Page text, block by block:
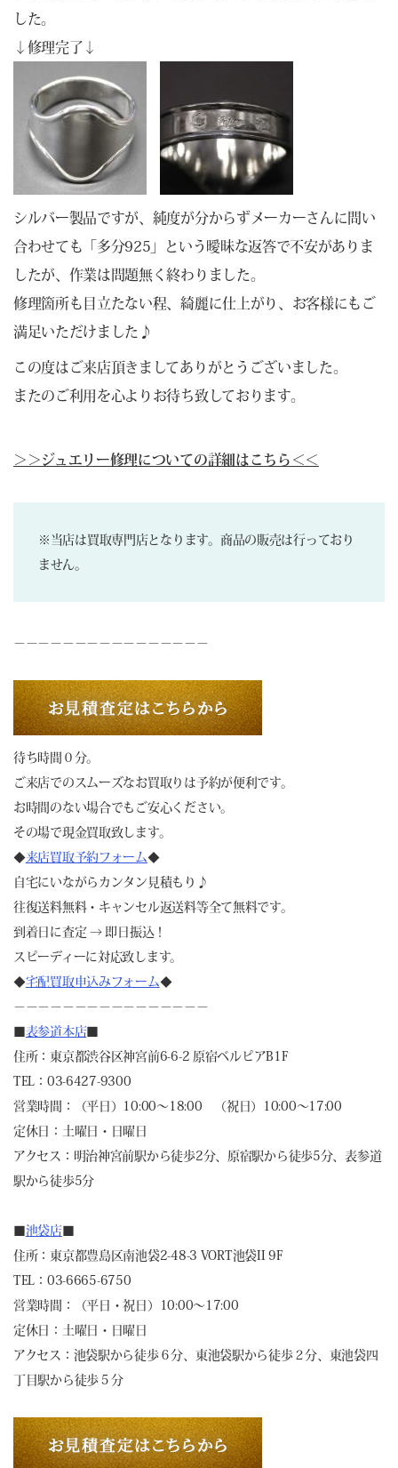
した。
↓修理完了↓
シルバー製品ですが、純度が分からずメーカーさんに問い
合わせても「多分925」という曖昧な返答で不安がありま
したが、作業は問題無く終わりました。
修理箇所も目立たない程、綺麗に仕上がり、お客様にもご
満足いただけました♪
この度はご来店頂きましてありがとうございました。
またのご利用を心よりお待ち致しております。
＞＞ジュエリー修理についての詳細はこちら＜＜
※当店は買取専門店となります。商品の販売は行っており
ません。
－－－－－－－－－－－－－－－－
待ち時間０分。
ご来店でのスムーズなお買取りは予約が便利です。
お時間のない場合でもご安心ください。
その場で現金買取致します。
◆来店買取予約フォーム◆
自宅にいながらカンタン見積もり♪
往復送料無料・キャンセル返送料等全て無料です。
到着日に査定 → 即日振込！
スピーディーに対応致します。
◆宅配買取申込みフォーム◆
－－－－－－－－－－－－－－－－
表参道本店
住所：東京都渋谷区神宮前6-6-2 原宿ベルピアB1F
TEL：03-6427-9300
営業時間：（平日）10:00～18:00 （祝日）10:00～17:00
定休日：土曜日・日曜日
アクセス：明治神宮前駅から徒歩2分、原宿駅から徒歩5分、表参道
駅から徒歩5分
池袋店
住所：東京都豊島区南池袋2-48-3 VORT池袋II 9F
TEL：03-6665-6750
営業時間：（平日・祝日）10:00～17:00
定休日：土曜日・日曜日
アクセス：池袋駅から徒歩６分、東池袋駅から徒歩２分、東池袋四
丁目駅から徒歩５分